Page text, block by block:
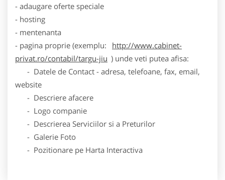
- adaugare oferte speciale
- hosting
- mentenanta
- pagina proprie (exemplu:
http://www.cabinet-
privat.ro/contabil/targu-jiu ) unde veti putea afisa:
- Datele de Contact - adresa, telefoane, fax, email,
website
- Descriere afacere
- Logo companie
- Descrierea Serviciilor si a Preturilor
- Galerie Foto
- Pozitionare pe Harta Interactiva